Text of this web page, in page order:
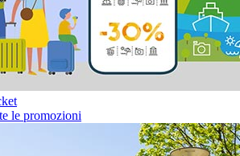
le promozioni